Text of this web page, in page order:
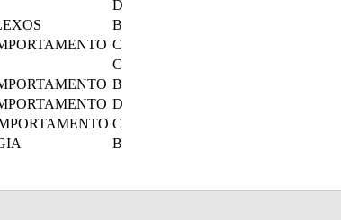
D
B
C
C
B
D
C
B